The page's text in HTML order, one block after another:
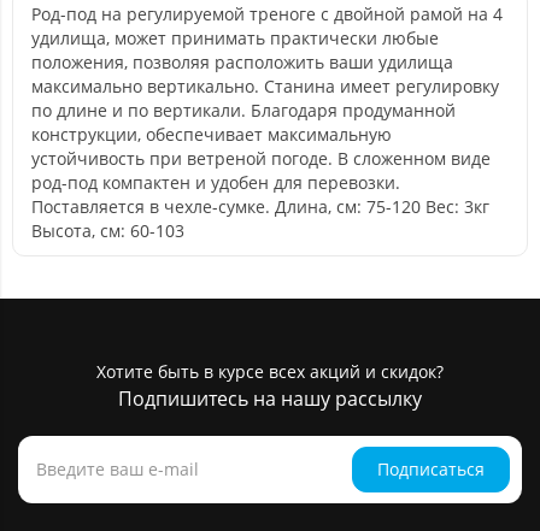
Род-под на регулируемой треноге с двойной рамой на 4
удилища, может принимать практически любые
положения, позволяя расположить ваши удилища
максимально вертикально. Станина имеет регулировку
по длине и по вертикали. Благодаря продуманной
конструкции, обеспечивает максимальную
устойчивость при ветреной погоде. В сложенном виде
род-под компактен и удобен для перевозки.
Поставляется в чехле-сумке. Длина, см: 75-120 Вес: 3кг
Высота, см: 60-103
Хотите быть в курсе всех акций и скидок?
Подпишитесь на нашу рассылку
Подписаться